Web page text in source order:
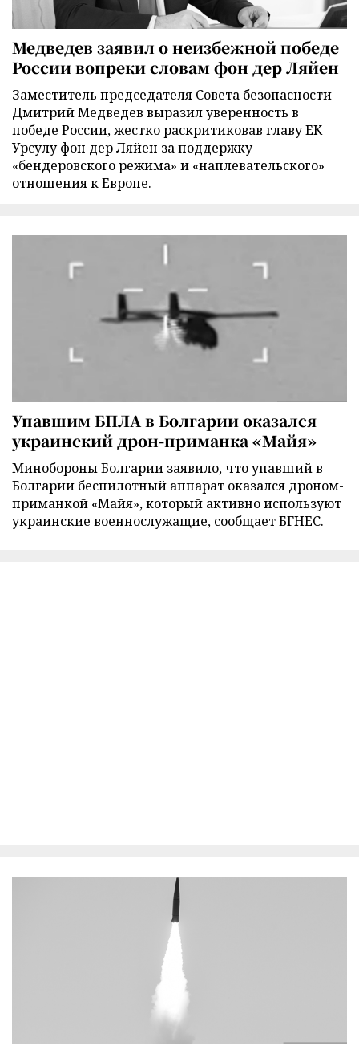
Медведев заявил о неизбежной победе
России вопреки словам фон дер Ляйен
Заместитель председателя Совета безопасности
Дмитрий Медведев выразил уверенность в
победе России, жестко раскритиковав главу ЕК
Урсулу фон дер Ляйен за поддержку
«бендеровского режима» и «наплевательского»
отношения к Европе.
Упавшим БПЛА в Болгарии оказался
украинский дрон-приманка «Майя»
Минобороны Болгарии заявило, что упавший в
Болгарии беспилотный аппарат оказался дроном-
приманкой «Майя», который активно используют
украинские военнослужащие, сообщает БГНЕС.